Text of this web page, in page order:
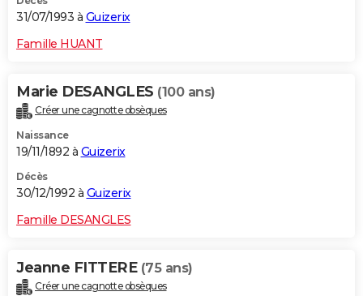
31/07/1993 à Guizerix
Famille HUANT
Marie DESANGLES (100 ans)
Créer une cagnotte obsèques
Naissance
19/11/1892 à Guizerix
Décès
30/12/1992 à Guizerix
Famille DESANGLES
Jeanne FITTERE (75 ans)
Créer une cagnotte obsèques